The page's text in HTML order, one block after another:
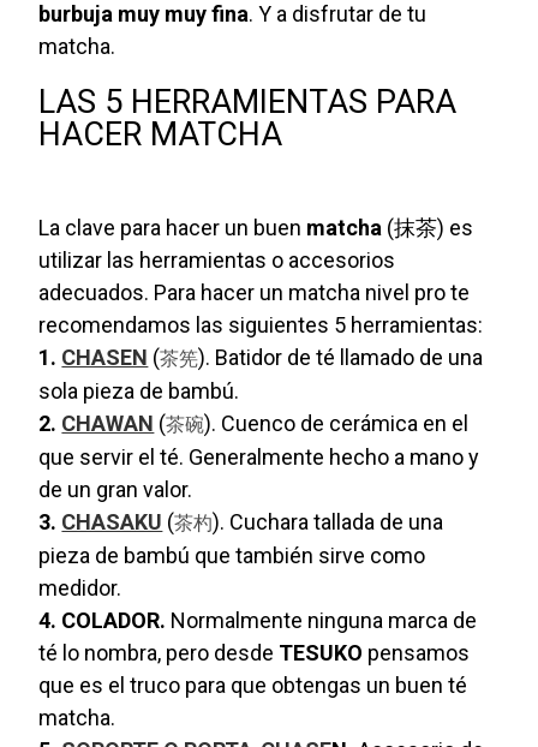
burbuja muy muy fina. Y a disfrutar de tu
matcha.
LAS 5 HERRAMIENTAS PARA
HACER MATCHA
La clave para hacer un buen matcha (抹茶) es
utilizar las herramientas o accesorios
adecuados. Para hacer un matcha nivel pro te
recomendamos las siguientes 5 herramientas:
1. CHASEN (茶筅). Batidor de té llamado de una
sola pieza de bambú.
2. CHAWAN (茶碗). Cuenco de cerámica en el
que servir el té. Generalmente hecho a mano y
de un gran valor.
3. CHASAKU (茶杓). Cuchara tallada de una
pieza de bambú que también sirve como
medidor.
4. COLADOR. Normalmente ninguna marca de
té lo nombra, pero desde TESUKO pensamos
que es el truco para que obtengas un buen té
matcha.